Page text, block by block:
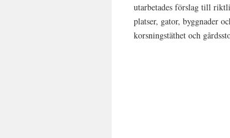
utarbetades förslag till
platser, gator, byggnader
korsningstäthet och